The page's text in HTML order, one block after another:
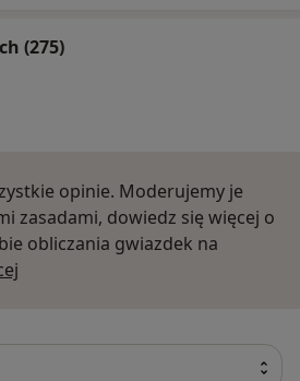
(275)
opinie. Moderujemy je
zasadami, dowiedz się więcej o
obliczania gwiazdek na